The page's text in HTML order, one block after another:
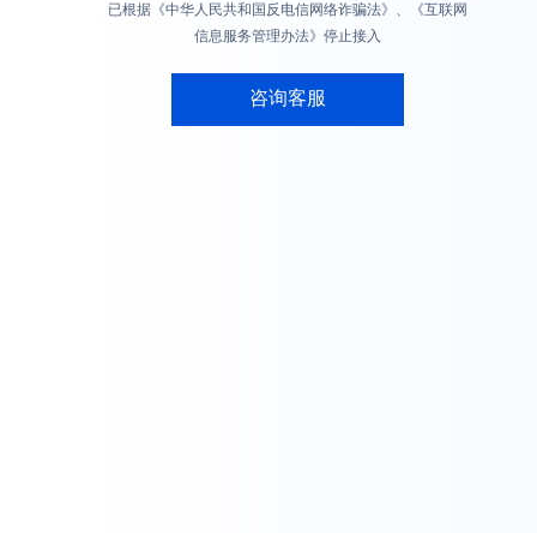
已根据《中华人民共和国反电信网络诈骗法》、《互联网
信息服务管理办法》停止接入
咨询客服